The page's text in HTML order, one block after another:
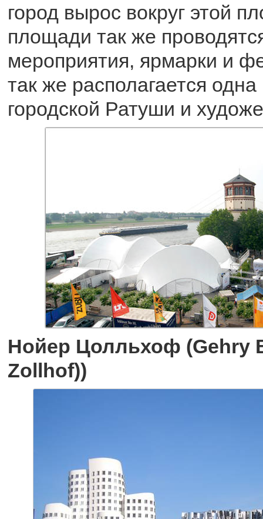
город вырос вокруг этой
площади так же
мероприятия, ярмарки и
так же располагается одна
городской Ратуши и
Нойер Цолльхоф (Gehry
Zollhof))